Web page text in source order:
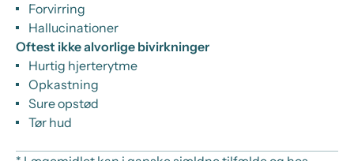
Forvirring
Hallucinationer
Oftest ikke alvorlige bivirkninger
Hurtig hjerterytme
Opkastning
Sure opstød
Tør hud